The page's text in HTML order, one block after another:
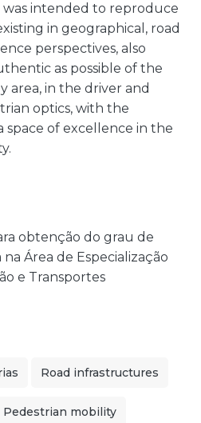
intended to reproduce
in geographical, road
perspectives, also
as possible of the
area, in the driver and
optics, with the
space of excellence in the
obtenção do grau de
Área de Especialização
e Transportes
Road infrastructures
Pedestrian mobility